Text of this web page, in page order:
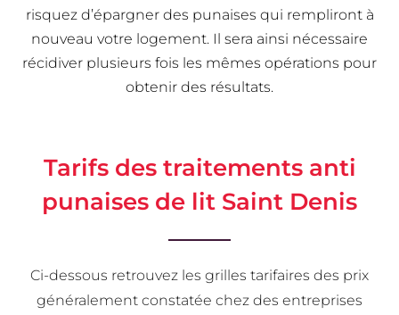
risquez d’épargner des punaises qui rempliront à
nouveau votre logement. Il sera ainsi nécessaire
récidiver plusieurs fois les mêmes opérations pour
obtenir des résultats.
Tarifs des traitements anti
punaises de lit Saint Denis
Ci-dessous retrouvez les grilles tarifaires des prix
généralement constatée chez des entreprises